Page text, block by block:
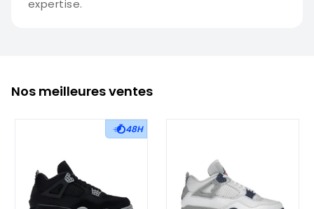
expertise.
Nos meilleures ventes
48H